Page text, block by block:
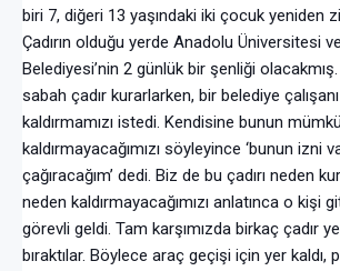
biri 7, diğeri 13 yaşındaki iki çocuk yeniden
Çadırın olduğu yerde Anadolu Üniversitesi
Belediyesi’nin 2 günlük bir şenliği
sabah çadır kurarlarken, bir belediye çalışanı
kaldırmamızı istedi. Kendisine bunun
kaldırmayacağımızı söyleyince ‘bunun izni
çağıracağım’ dedi. Biz de bu çadırı neden
neden kaldırmayacağımızı anlatınca o kişi
görevli geldi. Tam karşımızda birkaç çadır
bıraktılar. Böylece araç geçişi için yer kaldı,